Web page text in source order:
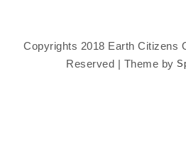
Copyrights 2018 Earth Citizens
Reserved | Theme by